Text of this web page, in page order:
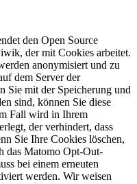
den Open Source
der mit Cookies arbeitet.
anonymisiert und zu
dem Server der
Sie mit der Speicherung und
sind, können Sie diese
Fall wird in Ihrem
der verhindert, dass
Sie Ihre Cookies löschen,
das Matomo Opt-Out-
bei einem erneuten
werden. Wir weisen